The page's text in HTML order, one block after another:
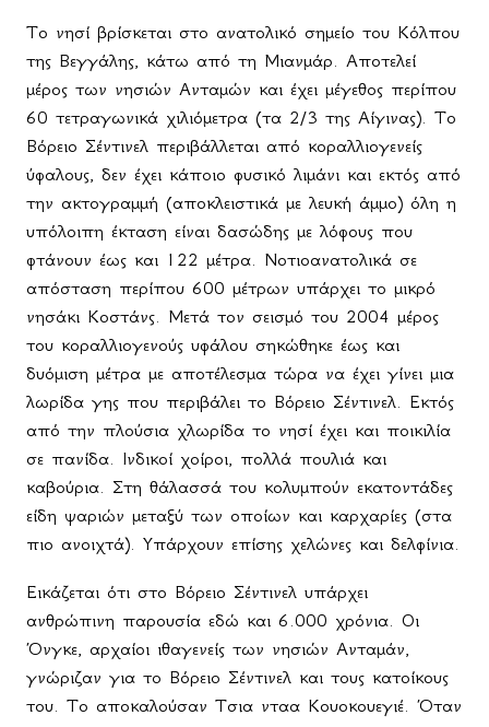
Το νησί βρίσκεται στο ανατολικό σημείο του Κόλπου
της Βεγγάλης, κάτω από τη Μιανμάρ. Αποτελεί
μέρος των νησιών Ανταμών και έχει μέγεθος περίπου
60 τετραγωνικά χιλιόμετρα (τα 2/3 της Αίγινας). Το
Βόρειο Σέντινελ περιβάλλεται από κοραλλιογενείς
ύφαλους, δεν έχει κάποιο φυσικό λιμάνι και εκτός από
την ακτογραμμή (αποκλειστικά με λευκή άμμο) όλη η
υπόλοιπη έκταση είναι δασώδης με λόφους που
φτάνουν έως και 122 μέτρα. Νοτιοανατολικά σε
απόσταση περίπου 600 μέτρων υπάρχει το μικρό
νησάκι Κοστάνς. Μετά τον σεισμό του 2004 μέρος
του κοραλλιογενούς υφάλου σηκώθηκε έως και
δυόμιση μέτρα με αποτέλεσμα τώρα να έχει γίνει μια
λωρίδα γης που περιβάλει το Βόρειο Σέντινελ. Εκτός
από την πλούσια χλωρίδα το νησί έχει και ποικιλία
σε πανίδα. Ινδικοί χοίροι, πολλά πουλιά και
καβούρια. Στη θάλασσά του κολυμπούν εκατοντάδες
είδη ψαριών μεταξύ των οποίων και καρχαρίες (στα
πιο ανοιχτά). Υπάρχουν επίσης χελώνες και δελφίνια.
Εικάζεται ότι στο Βόρειο Σέντινελ υπάρχει
ανθρώπινη παρουσία εδώ και 6.000 χρόνια. Οι
Όνγκε, αρχαίοι ιθαγενείς των νησιών Ανταμάν,
γνώριζαν για το Βόρειο Σέντινελ και τους κατοίκους
του. Το αποκαλούσαν Τσια νταα Κουοκουεγιέ. Όταν